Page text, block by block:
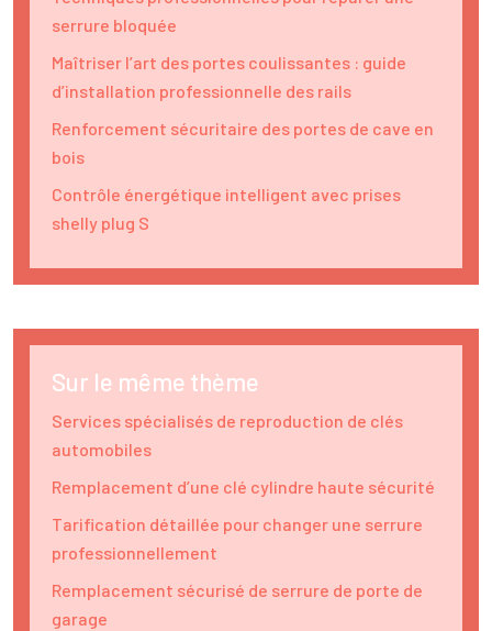
serrure bloquée
Maîtriser l’art des portes coulissantes : guide
d’installation professionnelle des rails
Renforcement sécuritaire des portes de cave en
bois
Contrôle énergétique intelligent avec prises
shelly plug S
Sur le même thème
Services spécialisés de reproduction de clés
automobiles
Remplacement d’une clé cylindre haute sécurité
Tarification détaillée pour changer une serrure
professionnellement
Remplacement sécurisé de serrure de porte de
garage